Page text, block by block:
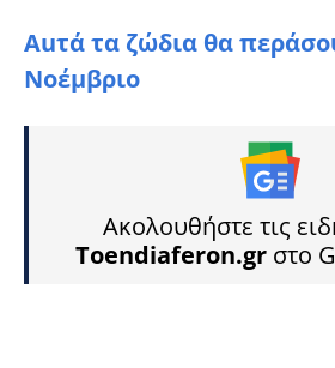
Auτά τα ζώδια θα
Νοέμβριο
Ακολουθήστε τις
Toendiaferon.gr στο